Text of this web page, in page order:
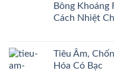
Bông Khoáng
Cách Nhiệt
Tiêu Âm,
Hóa Có Bạc